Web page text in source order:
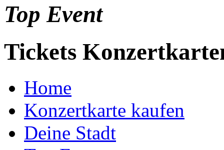
Top Event
Tickets
Home
Konzertkarte kaufen
Deine Stadt